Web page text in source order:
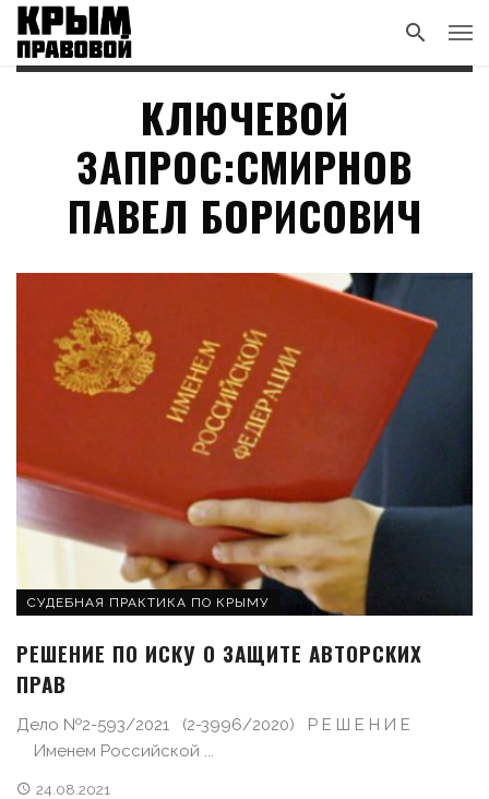
КЛЮЧЕВОЙ
ЗАПРОС:СМИРНОВ
ПАВЕЛ БОРИСОВИЧ
СУДЕБНАЯ ПРАКТИКА ПО КРЫМУ
РЕШЕНИЕ ПО ИСКУ О ЗАЩИТЕ АВТОРСКИХ
ПРАВ
Дело №2-593/2021 (2-3996/2020) Р Е Ш Е Н И Е
Именем Российской ...
24.08.2021